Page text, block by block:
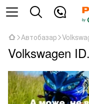
Автобазар
Volkswagen